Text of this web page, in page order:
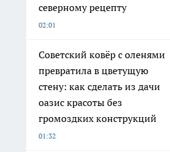
северному рецепту
02:01
Советский ковёр с оленями
превратила в цветущую
стену: как сделать из дачи
оазис красоты без
громоздких конструкций
01:32